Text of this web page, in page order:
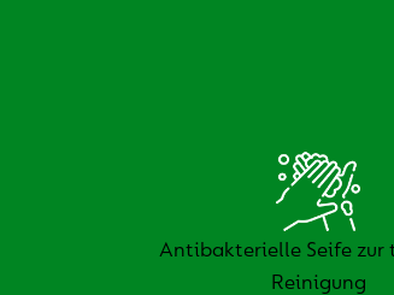
Antibakterielle Seife zur
Reinigung